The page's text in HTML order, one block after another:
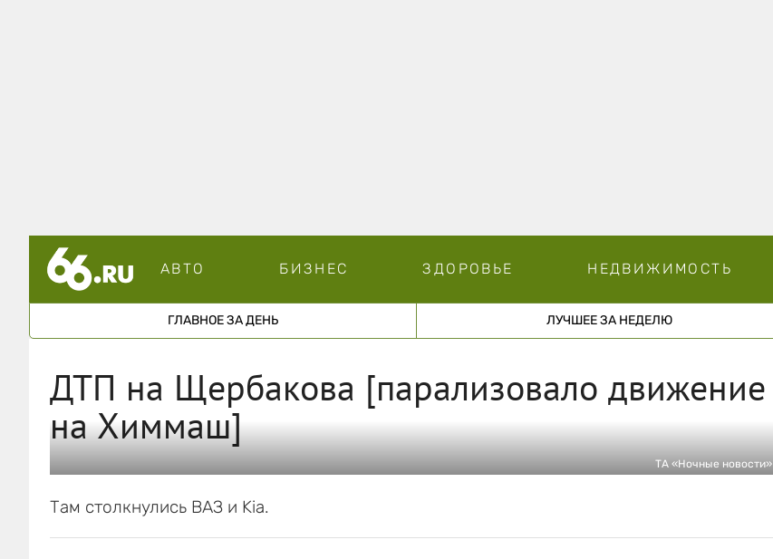
АВТО БИЗНЕС ЗДОРОВЬЕ НЕДВИЖИМОСТЬ
ГЛАВНОЕ ЗА ДЕНЬ ЛУЧШЕЕ ЗА НЕДЕЛЮ
ДТП на Щербакова [парализовало движение
на Химмаш]
ТА «Ночные новости»
Там столкнулись ВАЗ и Kia.